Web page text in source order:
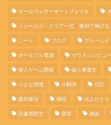
オールウェザーポートフォリオ
ジェームズ・クリアー式 複利で伸びる
ニート ブログ プルームテ
ポータブル電源 マウスコンピュ
個人ゲーム開発 個人事業主
小さな習慣 小飼弾 日記
森田療法 橘玲 法人ひとり
読書感想文 選挙 雑談